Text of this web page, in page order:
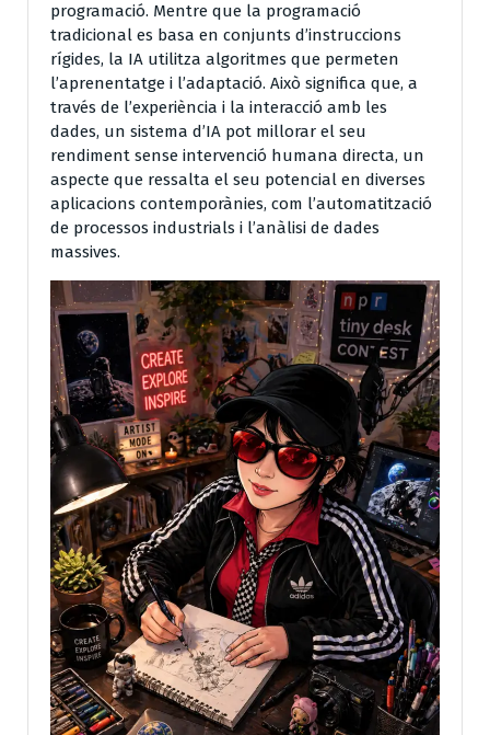
programació. Mentre que la programació
tradicional es basa en conjunts d’instruccions
rígides, la IA utilitza algoritmes que permeten
l’aprenentatge i l’adaptació. Això significa que, a
través de l’experiència i la interacció amb les
dades, un sistema d’IA pot millorar el seu
rendiment sense intervenció humana directa, un
aspecte que ressalta el seu potencial en diverses
aplicacions contemporànies, com l’automatització
de processos industrials i l’anàlisi de dades
massives.